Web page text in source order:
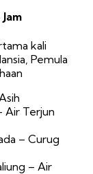
kali
Pemula
Air Terjun
– Curug
– Air